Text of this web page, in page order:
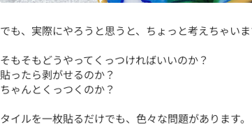
でも、実際にやろうと思うと、ちょっと考えちゃいま
そもそもどうやってくっつければいいのか？
貼ったら剥がせるのか？
ちゃんとくっつくのか？
タイルを一枚貼るだけでも、色々な問題があります。